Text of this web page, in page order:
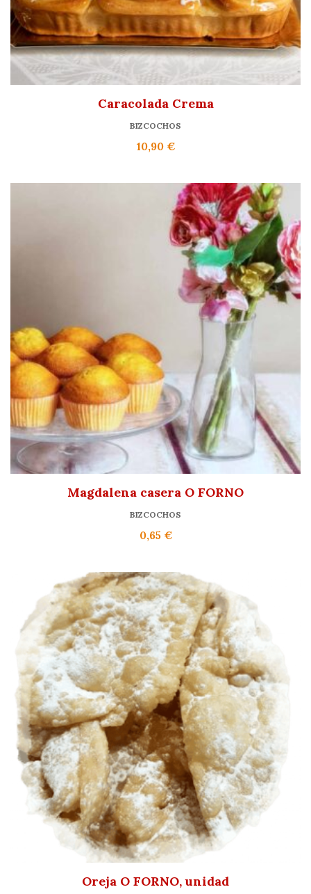
Caracolada Crema
BIZCOCHOS
10,90 €
Magdalena casera O FORNO
BIZCOCHOS
0,65 €
Oreja O FORNO, unidad